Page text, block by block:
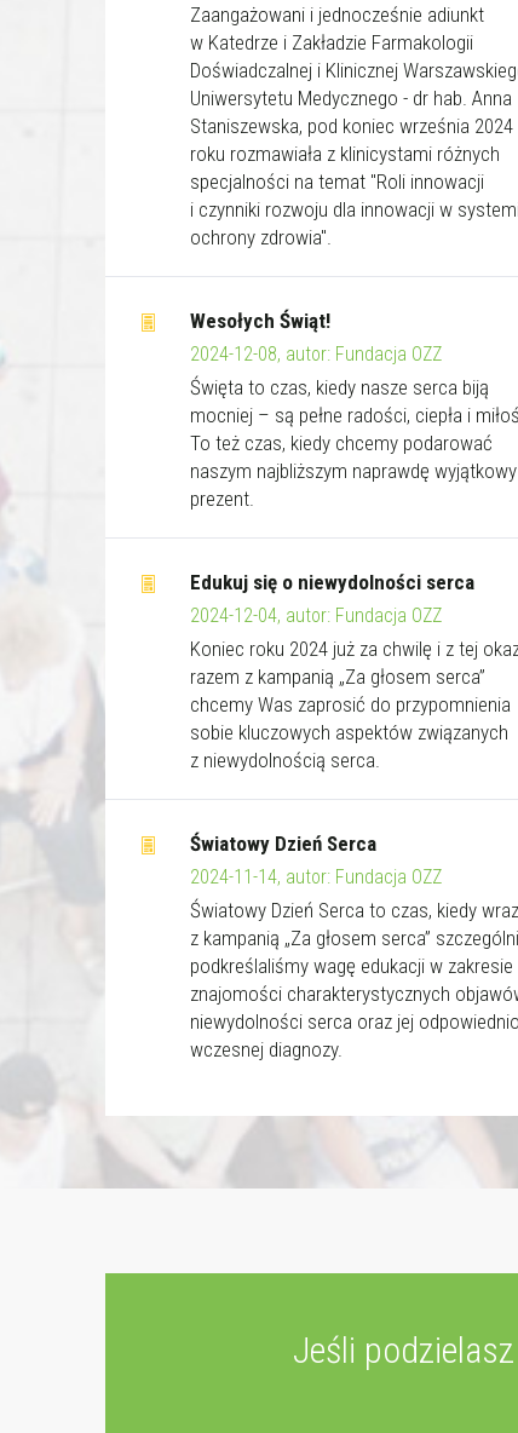
Zaangażowani i jednocześnie adiunkt
w Katedrze i Zakładzie Farmakologii
Doświadczalnej i Klinicznej
Uniwersytetu Medycznego - dr hab. Anna
Staniszewska, pod koniec września 2024
roku rozmawiała z klinicystami różnych
specjalności na temat "Roli innowacji
i czynniki rozwoju dla innowacji w
ochrony zdrowia".
Wesołych Świąt!
2024-12-08, autor: Fundacja OZZ
Święta to czas, kiedy nasze serca biją
mocniej – są pełne radości, ciepła i
To też czas, kiedy chcemy podarować
naszym najbliższym naprawdę wyjątkowy
prezent.
Edukuj się o niewydolności serca
2024-12-04, autor: Fundacja OZZ
Koniec roku 2024 już za chwilę i z tej
razem z kampanią „Za głosem serca”
chcemy Was zaprosić do przypomnienia
sobie kluczowych aspektów związanych
z niewydolnością serca.
Światowy Dzień Serca
2024-11-14, autor: Fundacja OZZ
Światowy Dzień Serca to czas, kiedy wraz
z kampanią „Za głosem serca”
podkreślaliśmy wagę edukacji w zakresie
znajomości charakterystycznych
niewydolności serca oraz jej odpowiednio
wczesnej diagnozy.
Jeśli